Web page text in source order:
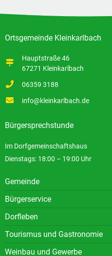
Ortsgemeinde Kleinkarlbach
Hauptstraße 46
67271 Kleinkarlbach
06359 3188
info@kleinkarlbach.de
Bürgersprechstunde
Im Dorfgemeinschaftshaus
Dienstags: 18:00 – 19:00 Uhr
Gemeinde
Bürgerservice
Dorfleben
Tourismus und Gastronomie
Weinbau und Gewerbe